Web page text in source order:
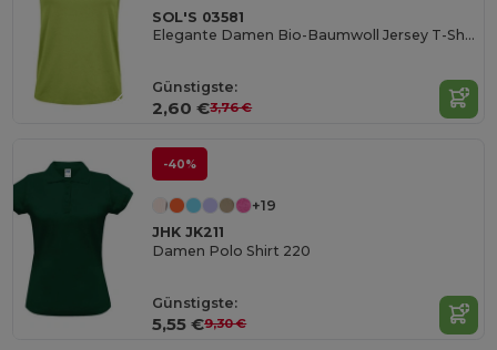
SOL'S 03581
Elegante Damen Bio-Baumwoll Jersey T-Shirt
Günstigste:
2,60 €3,76 €
-40%
+19
JHK JK211
Damen Polo Shirt 220
Günstigste:
5,55 €9,30 €